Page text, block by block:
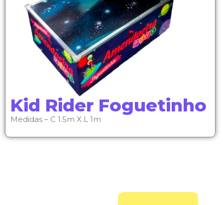
Kid Rider Foguetinho
Medidas – C 1.5m X L 1m